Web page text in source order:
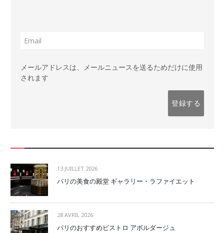
メールアドレスは、メールニュースを送るためだけに使用
されます
13 JUILLET 2026
パリの美食の殿堂 ギャラリー・ラファイエット
28 AVRIL 2026
パリのおすすめビストロ アボルダージュ